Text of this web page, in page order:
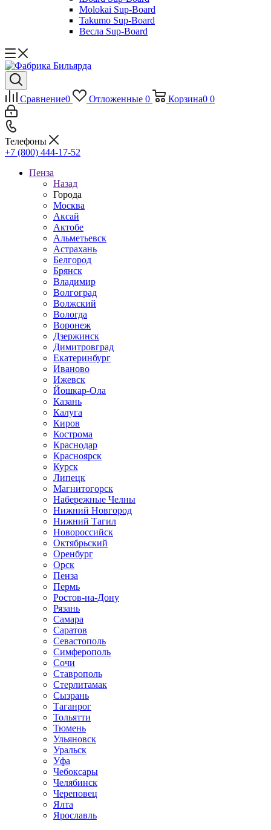
Molokai Sup-Board
Takumo Sup-Board
Весла Sup-Board
Сравнение0 Отложенные 0 Корзина0 0
Телефоны
+7 (800) 444-17-52
Пенза
Назад
Города
Москва
Аксай
Актобе
Альметьевск
Астрахань
Белгород
Брянск
Владимир
Волгоград
Волжский
Вологда
Воронеж
Дзержинск
Димитровград
Екатеринбург
Иваново
Ижевск
Йошкар-Ола
Казань
Калуга
Киров
Кострома
Краснодар
Красноярск
Курск
Липецк
Магнитогорск
Набережные Челны
Нижний Новгород
Нижний Тагил
Новороссийск
Октябрьский
Оренбург
Орск
Пенза
Пермь
Ростов-на-Дону
Рязань
Самара
Саратов
Севастополь
Симферополь
Сочи
Ставрополь
Стерлитамак
Сызрань
Таганрог
Тольятти
Тюмень
Ульяновск
Уральск
Уфа
Чебоксары
Челябинск
Череповец
Ялта
Ярославль